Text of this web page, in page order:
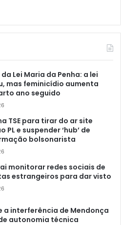
Lei Maria da Penha: a lei
mas feminicídio aumenta
ano seguido
TSE para tirar do ar site
PL e suspender ‘hub’ de
bolsonarista
monitorar redes sociais de
estrangeiros para dar visto
a interferência de Mendonça
autonomia técnica